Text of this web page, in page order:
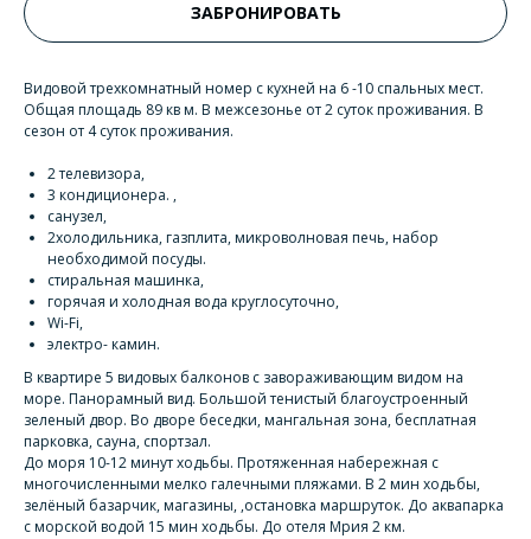
ЗАБРОНИРОВАТЬ
Видовой трехкомнатный номер с кухней на 6 -10 спальных мест.
Общая площадь 89 кв м. В межсезонье от 2 суток проживания. В
сезон от 4 суток проживания.
2 телевизора,
3 кондиционера. ,
санузел,
2холодильника, газплита, микроволновая печь, набор
необходимой посуды.
стиральная машинка,
горячая и холодная вода круглосуточно,
Wi-Fi,
электро- камин.
В квартире 5 видовых балконов с завораживающим видом на
море. Панорамный вид. Большой тенистый благоустроенный
зеленый двор. Во дворе беседки, мангальная зона, бесплатная
парковка, сауна, спортзал.
До моря 10-12 минут ходьбы. Протяженная набережная с
многочисленными мелко галечными пляжами. В 2 мин ходьбы,
зелёный базарчик, магазины, ,остановка маршруток. До аквапарка
с морской водой 15 мин ходьбы. До отеля Мрия 2 км.